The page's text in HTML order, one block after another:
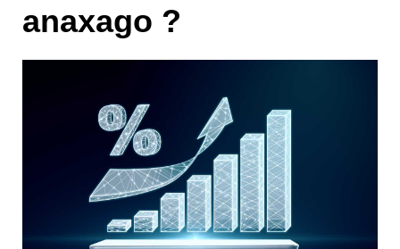
anaxago ?